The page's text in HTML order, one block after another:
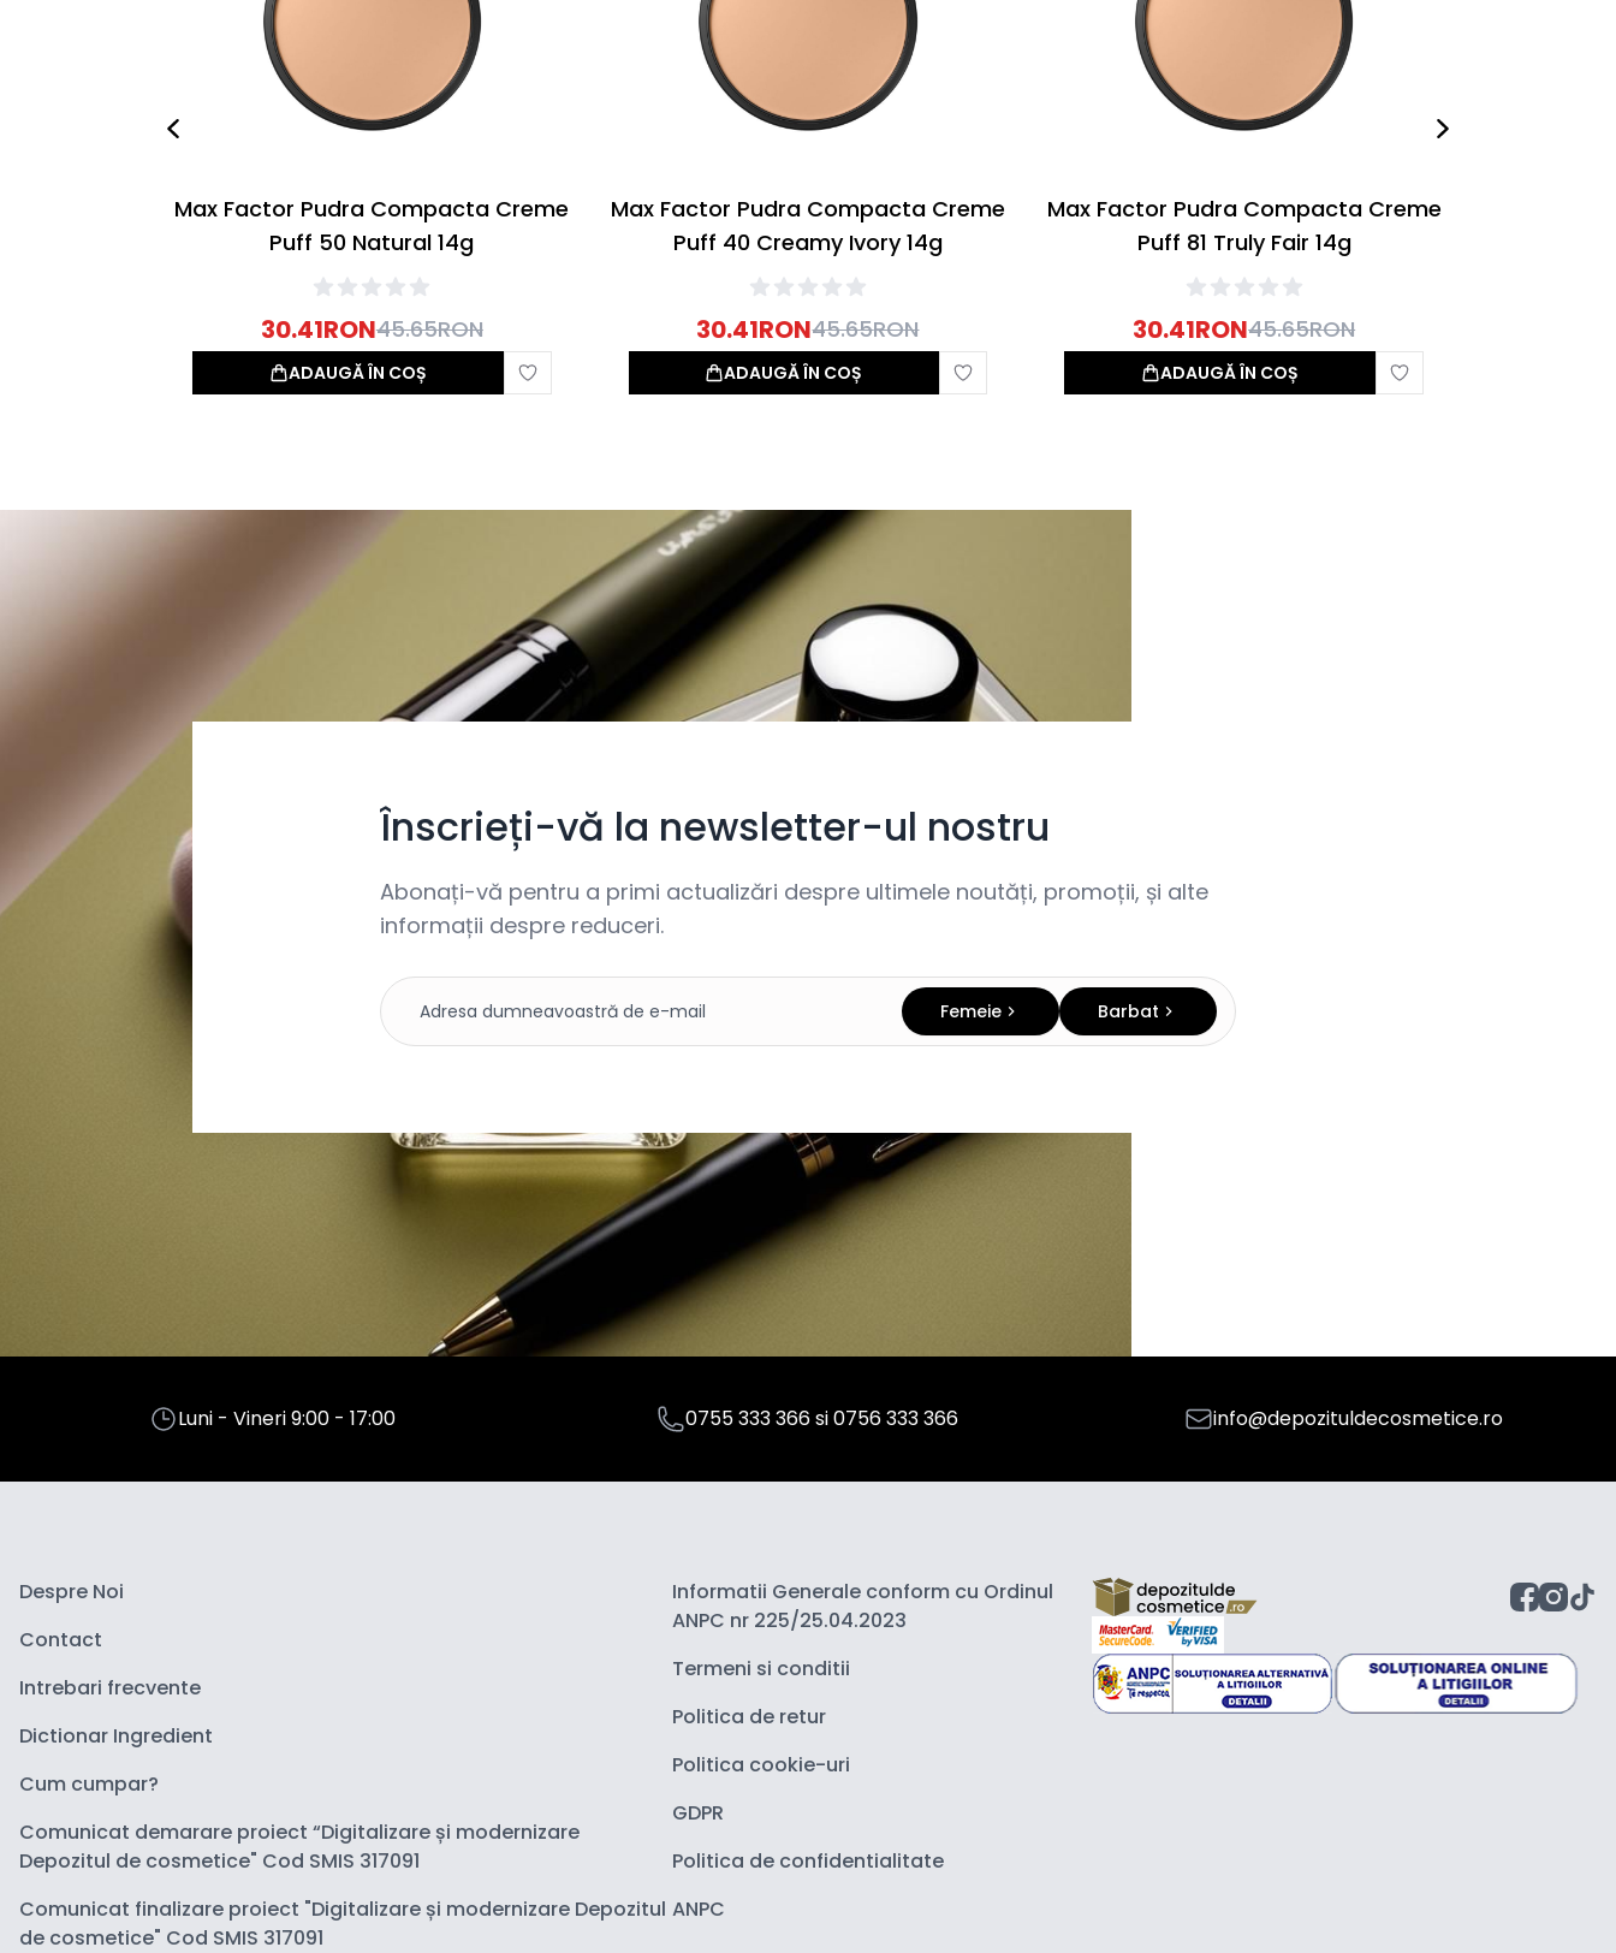
Max Factor Pudra Compacta Creme
Puff 50 Natural 14g
30.41RON45.65RON
ADAUGĂ ÎN COȘ
Max Factor Pudra Compacta Creme
Puff 40 Creamy Ivory 14g
30.41RON45.65RON
ADAUGĂ ÎN COȘ
Max Factor Pudra Compacta Creme
Puff 81 Truly Fair 14g
30.41RON45.65RON
ADAUGĂ ÎN COȘ
Înscrieți-vă la newsletter-ul nostru
Abonați-vă pentru a primi actualizări despre ultimele noutăți, promoții, și alte
informații despre reduceri.
Femeie Barbat
Luni - Vineri 9:00 - 17:00 0755 333 366si0756 333 366 info@depozituldecosmetice.ro
Despre Noi
Contact
Intrebari frecvente
Dictionar Ingredient
Cum cumpar?
Comunicat demarare proiect “Digitalizare și modernizare
Depozitul de cosmetice" Cod SMIS 317091
Comunicat finalizare proiect "Digitalizare și modernizare Depozitul
de cosmetice" Cod SMIS 317091
Informatii Generale conform cu Ordinul
ANPC nr 225/25.04.2023
Termeni si conditii
Politica de retur
Politica cookie-uri
GDPR
Politica de confidentialitate
ANPC